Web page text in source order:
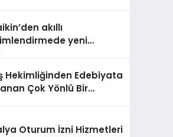
akıllı
yeni
Madoka Plus
Hekimliğinden Edebiyata
Çok Yönlü Bir
Oturum İzni Hizmetleri